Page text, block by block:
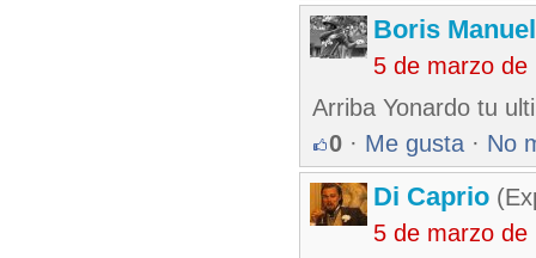
Boris
5 de marzo de
Arriba Yonardo tu
0 · Me gusta · No
Di Caprio
5 de marzo de